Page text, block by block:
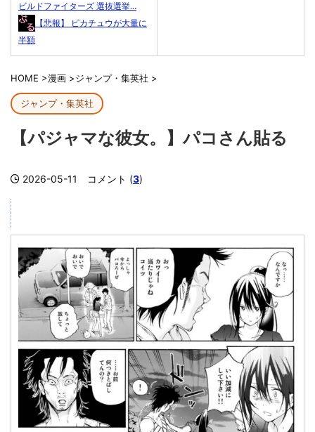
ビルドファイターズ 選抜選挙...
【悲報】 ピカチュウが大量に
半額
HOME >漫画 >ジャンプ・集英社 >
ジャンプ・集英社
【パジャマな彼女。】パコさん貼る
2026-05-11 コメント (3)